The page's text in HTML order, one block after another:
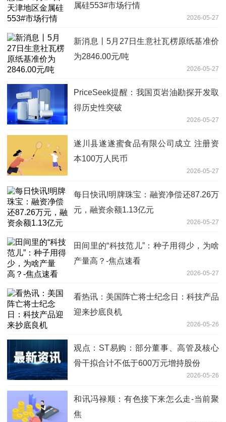
属硅553#市场行情
2026-05-27
新消息丨5月27日生意社瓦楞原纸基准价
为2846.00元/吨
2026-05-27
PriceSeek提醒：我国页岩油勘探开发取
得历史性突破
2026-05-27
遂川县遂遂蜜食品有限公司成立 注册资
本100万人民币
2026-05-27
每日快讯!明牌珠宝：融资净偿还87.26万
元，融资余额1.13亿元
2026-05-27
田间里的“科技范儿”：种子用得少，为啥
产量高？-焦点速看
2026-05-27
看热讯：美国阵亡将士纪念日：科技产品
迎来抄底良机
2026-05-26
观点：ST易购：部分董事、高管及核心
骨干拟合计不低于600万元增持股份
2026-05-26
和讯冯禄顺：有色接下来怎么走-当前聚
焦